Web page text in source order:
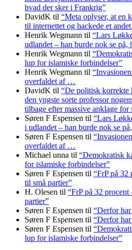
hvad der sker i Frankrig”
DavidK til “Meta oplyser, at en
til internettet og hackede et
Henrik Wegmann til “Lars
udlandet – han burde nok se
Henrik Wegmann til
lup for islamiske forbindelser”
Henrik Wegmann til
overfaldet af …
DavidK til “De politisk korrekte
den yngste sorte professor
tilbage efter massive anklage for
Søren F Espensen til “Lars
i udlandet – han burde nok se
Søren F Espensen til
overfaldet af …
Michael unna til “Demokratisk
for islamiske forbindelser”
Søren F Espensen til “FrP på 32
til små partier”
H. Olesen til “FrP på 32 procent
partier”
Søren F Espensen til “Derfor
Søren F Espensen til “Derfor
Søren F Espensen til
lup for islamiske forbindelser”